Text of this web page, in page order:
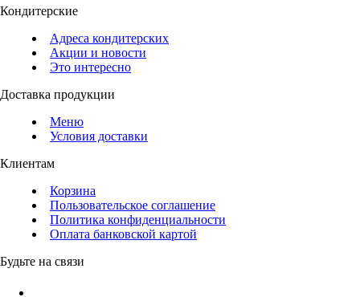
Кондитерские
Адреса кондитерских
Акции и новости
Это интересно
Доставка продукции
Меню
Условия доставки
Клиентам
Корзина
Пользовательское соглашение
Политика конфиденциальности
Оплата банковской картой
Будьте на связи